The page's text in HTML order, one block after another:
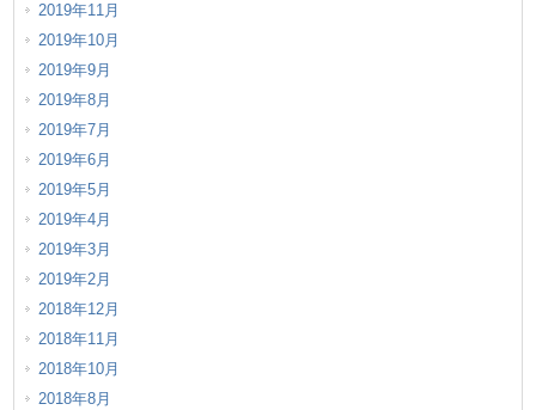
2019年11月
2019年10月
2019年9月
2019年8月
2019年7月
2019年6月
2019年5月
2019年4月
2019年3月
2019年2月
2018年12月
2018年11月
2018年10月
2018年8月